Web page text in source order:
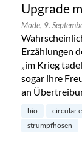
Upgrade
Mode, 9.
Erzählungen
„im Krieg
sogar ihre
an
bio circular
strumpfhosen